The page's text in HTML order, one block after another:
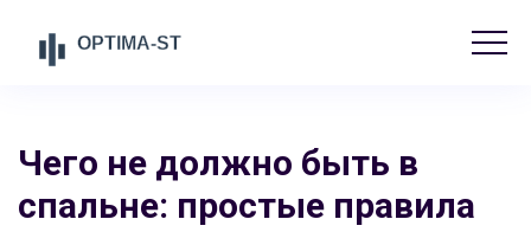
Чего не должно быть в
спальне: простые правила